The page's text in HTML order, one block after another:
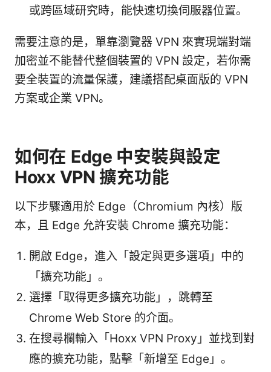
或跨區域研究時，能快速切換伺服器位置。
需要注意的是，單靠瀏覽器 VPN 來實現端對端
加密並不能替代整個裝置的 VPN 設定，若你需
要全裝置的流量保護，建議搭配桌面版的 VPN
方案或企業 VPN。
如何在 Edge 中安裝與設定
Hoxx VPN 擴充功能
以下步驟適用於 Edge（Chromium 內核）版
本，且 Edge 允許安裝 Chrome 擴充功能：
開啟 Edge，進入「設定與更多選項」中的
「擴充功能」。
選擇「取得更多擴充功能」，跳轉至
Chrome Web Store 的介面。
在搜尋欄輸入「Hoxx VPN Proxy」並找到對
應的擴充功能，點擊「新增至 Edge」。